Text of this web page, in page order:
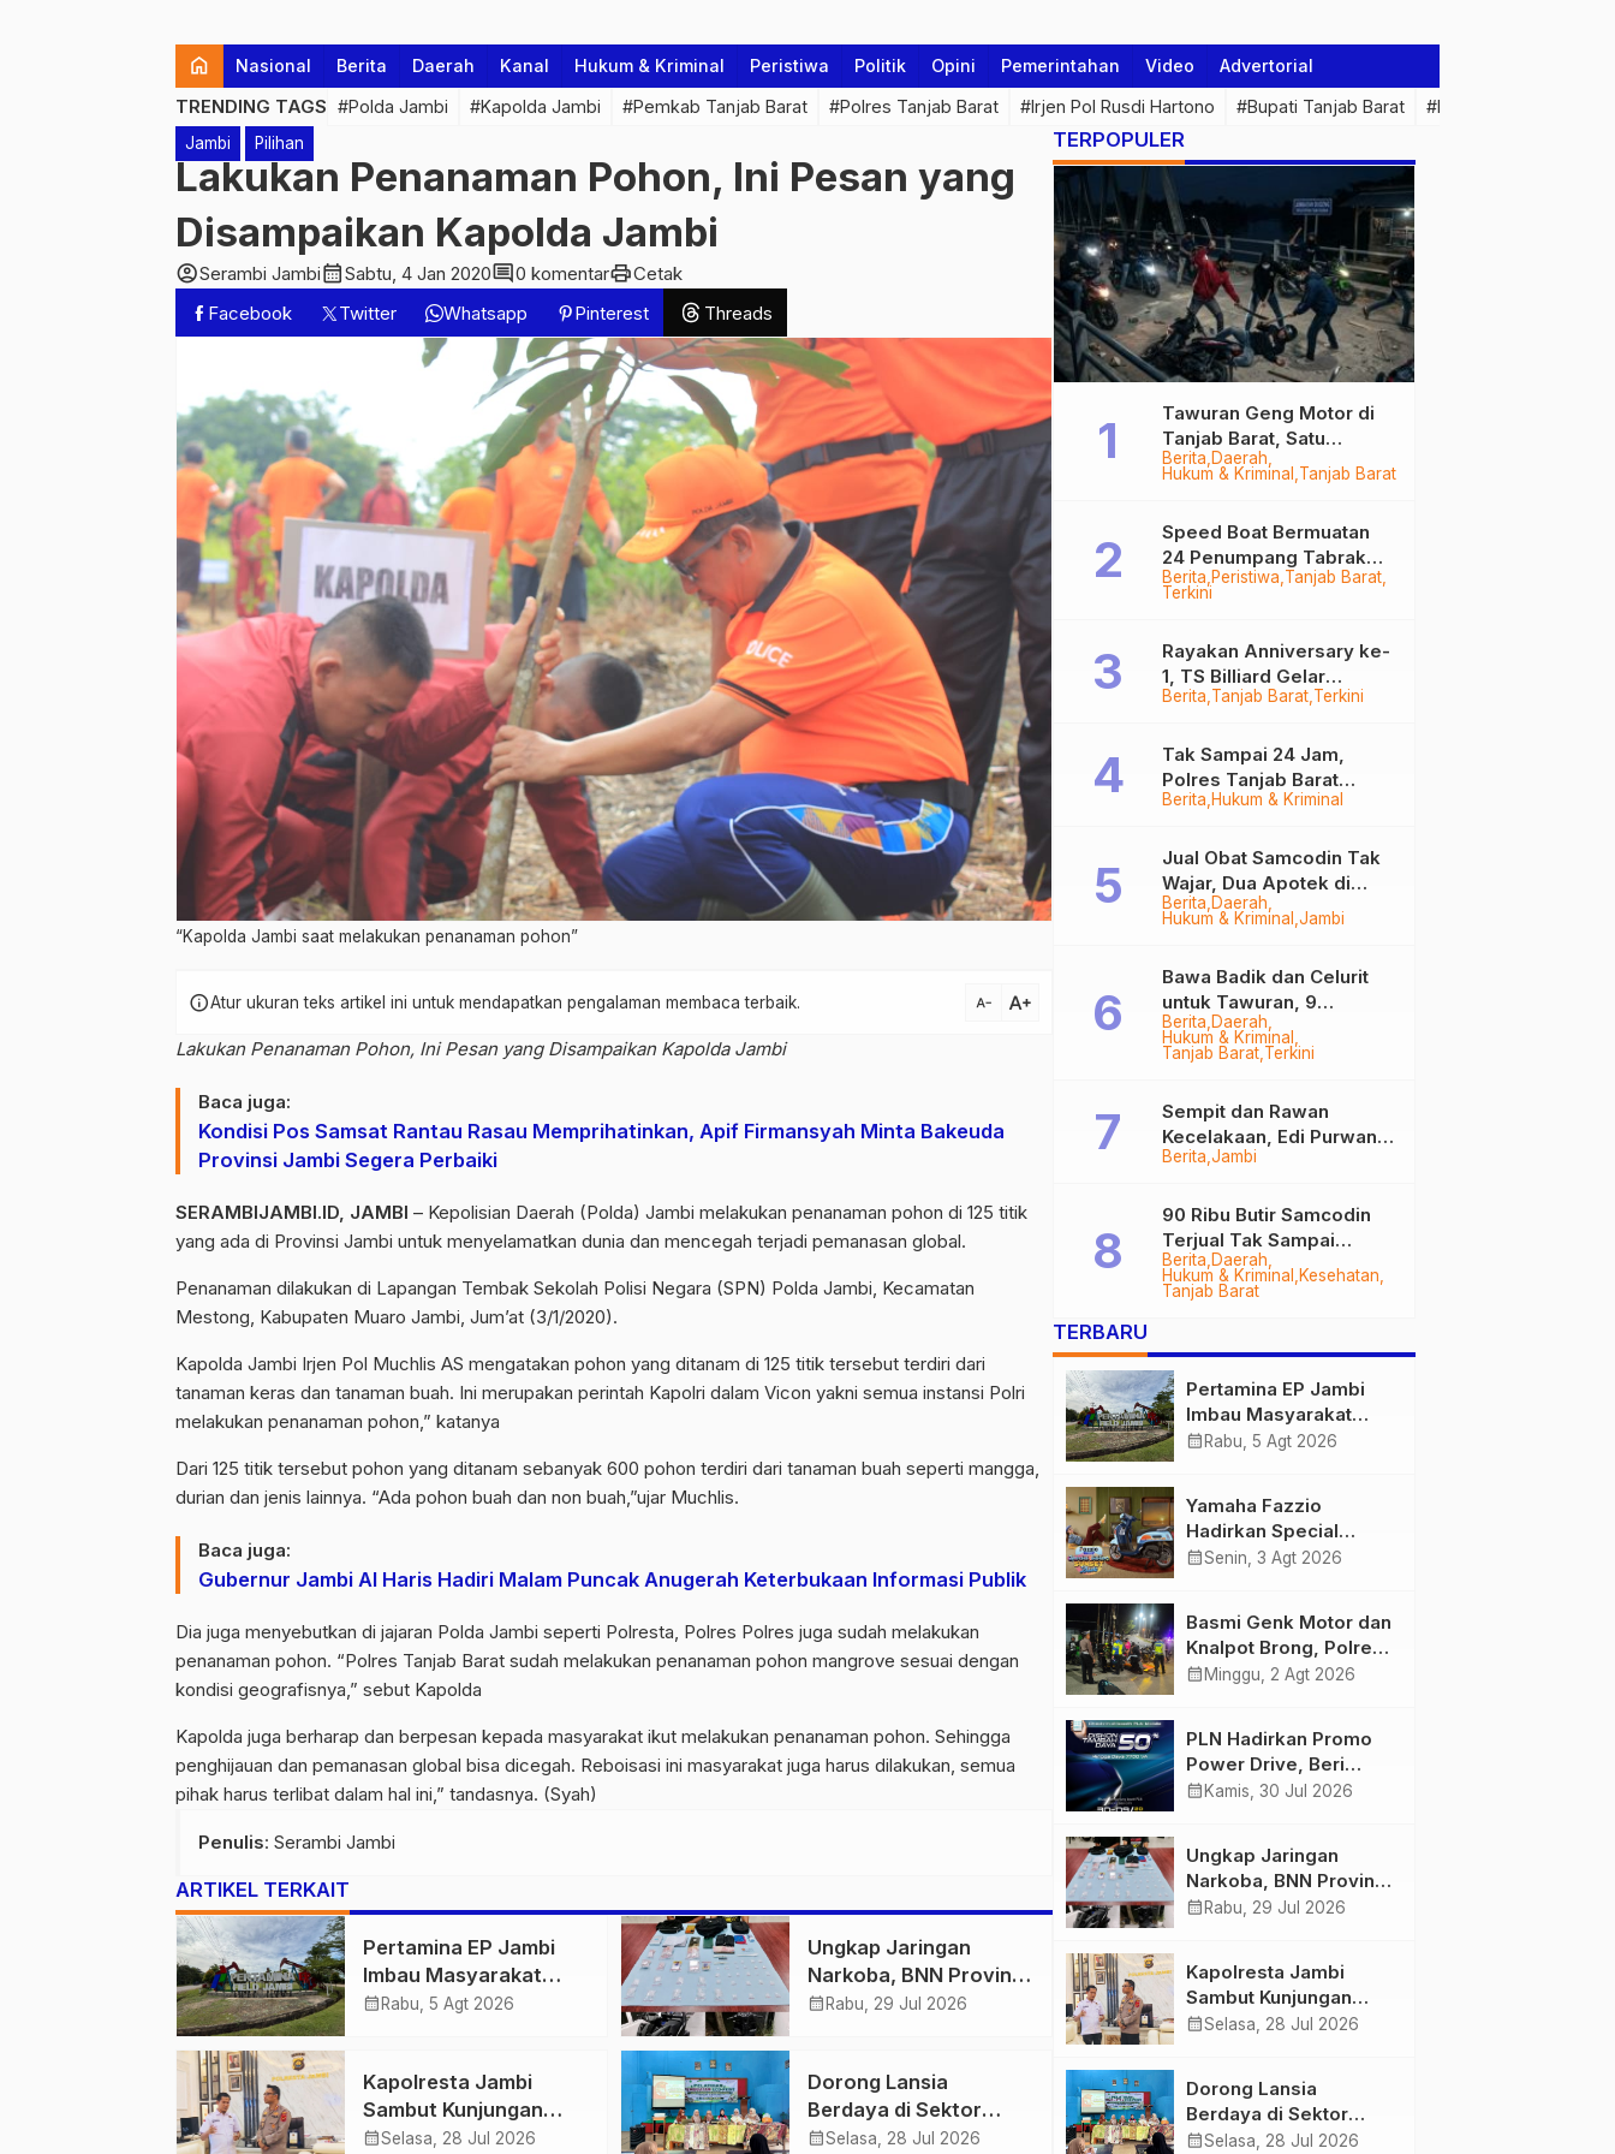
home Nasional Berita Daerah Kanal Hukum & Kriminal Peristiwa Politik Opini Pemerintahan Video Advertorial
TRENDING TAGS #Polda Jambi #Kapolda Jambi #Pemkab Tanjab Barat #Polres Tanjab Barat #Irjen Pol Rusdi Hartono #Bupati Tanjab Barat #Pemprov Jambi
Jambi Pilihan
Lakukan Penanaman Pohon, Ini Pesan yang
Disampaikan Kapolda Jambi
account_circleSerambi Jambicalendar_monthSabtu, 4 Jan 2020comment0 komentarprintCetak
Facebook
Twitter Whatsapp Pinterest Threads
“Kapolda Jambi saat melakukan penanaman pohon”
infoAtur ukuran teks artikel ini untuk mendapatkan pengalaman membaca terbaik. text_decrease text_increase
Lakukan Penanaman Pohon, Ini Pesan yang Disampaikan Kapolda Jambi
Baca juga:
Kondisi Pos Samsat Rantau Rasau Memprihatinkan, Apif Firmansyah Minta Bakeuda
Provinsi Jambi Segera Perbaiki
SERAMBIJAMBI.ID, JAMBI – Kepolisian Daerah (Polda) Jambi melakukan penanaman pohon di 125 titik
yang ada di Provinsi Jambi untuk menyelamatkan dunia dan mencegah terjadi pemanasan global.
Penanaman dilakukan di Lapangan Tembak Sekolah Polisi Negara (SPN) Polda Jambi, Kecamatan
Mestong, Kabupaten Muaro Jambi, Jum’at (3/1/2020).
Kapolda Jambi Irjen Pol Muchlis AS mengatakan pohon yang ditanam di 125 titik tersebut terdiri dari
tanaman keras dan tanaman buah. Ini merupakan perintah Kapolri dalam Vicon yakni semua instansi Polri
melakukan penanaman pohon,” katanya
Dari 125 titik tersebut pohon yang ditanam sebanyak 600 pohon terdiri dari tanaman buah seperti mangga,
durian dan jenis lainnya. “Ada pohon buah dan non buah,”ujar Muchlis.
Baca juga:
Gubernur Jambi Al Haris Hadiri Malam Puncak Anugerah Keterbukaan Informasi Publik
Dia juga menyebutkan di jajaran Polda Jambi seperti Polresta, Polres Polres juga sudah melakukan
penanaman pohon. “Polres Tanjab Barat sudah melakukan penanaman pohon mangrove sesuai dengan
kondisi geografisnya,” sebut Kapolda
Kapolda juga berharap dan berpesan kepada masyarakat ikut melakukan penanaman pohon. Sehingga
penghijauan dan pemanasan global bisa dicegah. Reboisasi ini masyarakat juga harus dilakukan, semua
pihak harus terlibat dalam hal ini,” tandasnya. (Syah)
Penulis: Serambi Jambi
ARTIKEL TERKAIT
Pertamina EP Jambi
Imbau Masyarakat
Tidak Beraktivitas di
Bersama
calendar_month Rabu, 5 Agt 2026
Ungkap Jaringan
Narkoba, BNN Provinsi
Jambi dan Bea Cukai
Butir Ekstasi dan 146
Gram Sabu
calendar_month Rabu, 29 Jul 2026
Kapolresta Jambi
Sambut Kunjungan
Ketua dan Pengurus
calendar_monthSelasa, 28 Jul 2026
Dorong Lansia
Berdaya di Sektor
Hijau, Pertamina EP
calendar_monthSelasa, 28 Jul 2026
TERPOPULER
Berita Daerah
Hukum & Kriminal Tanjab Barat
Tawuran Geng Motor di
Tanjab Barat, Satu
Remaja Kritis Dibacok, 3
Pelaku Ditangkap
Berita Peristiwa Tanjab Barat
Terkini
Speed Boat Bermuatan
24 Penumpang Tabrak
Togok di Kuala Tungkal,
Berita Tanjab Barat Terkini
Rayakan Anniversary ke-
1, TS Billiard Gelar
Turnamen 9 Ball
Berita Hukum & Kriminal
Tak Sampai 24 Jam,
Polres Tanjab Barat
Ringkus Komplotan
Tungkal
Berita Daerah
Hukum & Kriminal Jambi
Jual Obat Samcodin Tak
Wajar, Dua Apotek di
Tanjab Barat Disegel
Berita Daerah
Hukum & Kriminal
Tanjab Barat Terkini
Bawa Badik dan Celurit
untuk Tawuran, 9
Anggota Geng Motor di
Tanjab Barat Diringkus
Berita Jambi
Sempit dan Rawan
Kecelakaan, Edi Purwanto
Targetkan Jalan Lintas
2028
Berita Daerah
Hukum & Kriminal
Kesehatan
Tanjab Barat
90 Ribu Butir Samcodin
Terjual Tak Sampai
Setahun, Indra Safari
Desak Audit Menyeluruh
TERBARU
Pertamina EP Jambi
Imbau Masyarakat
Tidak Beraktivitas di
Bersama
calendar_month Rabu, 5 Agt 2026
Yamaha Fazzio
Hadirkan Special
Edition Sunset Blue,
Semakin Skena
calendar_monthSenin, 3 Agt 2026
Basmi Genk Motor dan
Knalpot Brong, Polres
Tanjab Barat Amankan
calendar_month Minggu, 2 Agt 2026
PLN Hadirkan Promo
Power Drive, Beri
Diskon Tambah Daya
calendar_month Kamis, 30 Jul 2026
Ungkap Jaringan
Narkoba, BNN Provinsi
Jambi dan Bea Cukai
Butir Ekstasi dan 146
Gram Sabu
calendar_month Rabu, 29 Jul 2026
Kapolresta Jambi
Sambut Kunjungan
Ketua dan Pengurus
Kolaborasi
calendar_monthSelasa, 28 Jul 2026
Dorong Lansia
Berdaya di Sektor
Hijau, Pertamina EP
calendar_monthSelasa, 28 Jul 2026